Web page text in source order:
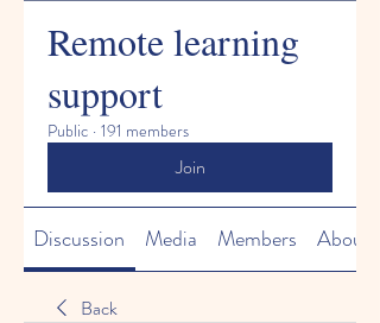
Remote learning
support
Public · 191 members
Join
Discussion Media Members About
Back